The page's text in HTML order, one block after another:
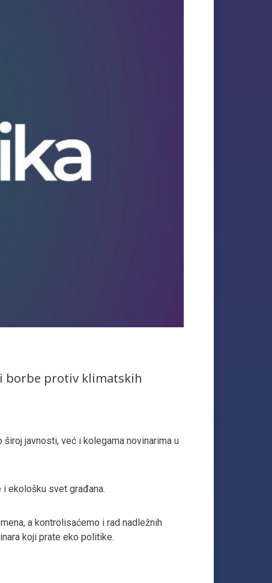
borbe protiv klimatskih
javnosti, već i kolegama novinarima u
ekološku svet građana.
a kontrolisaćemo i rad nadležnih
koji prate eko politike.